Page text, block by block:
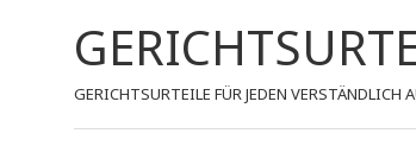
GERICHTSURTEILE FÜR JEDEN